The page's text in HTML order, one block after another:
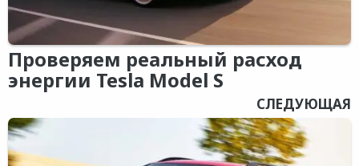
Проверяем реальный расход
энергии Tesla Model S
СЛЕДУЮЩАЯ